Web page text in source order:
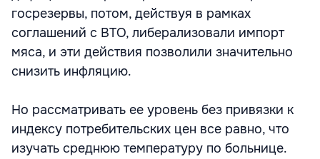
госрезервы, потом, действуя в рамках
соглашений с ВТО, либерализовали импорт
мяса, и эти действия позволили значительно
снизить инфляцию.
Но рассматривать ее уровень без привязки к
индексу потребительских цен все равно, что
изучать среднюю температуру по больнице.